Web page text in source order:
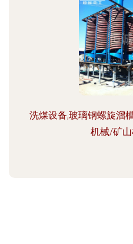
洗煤设备,玻璃钢螺旋溜
机械/矿山